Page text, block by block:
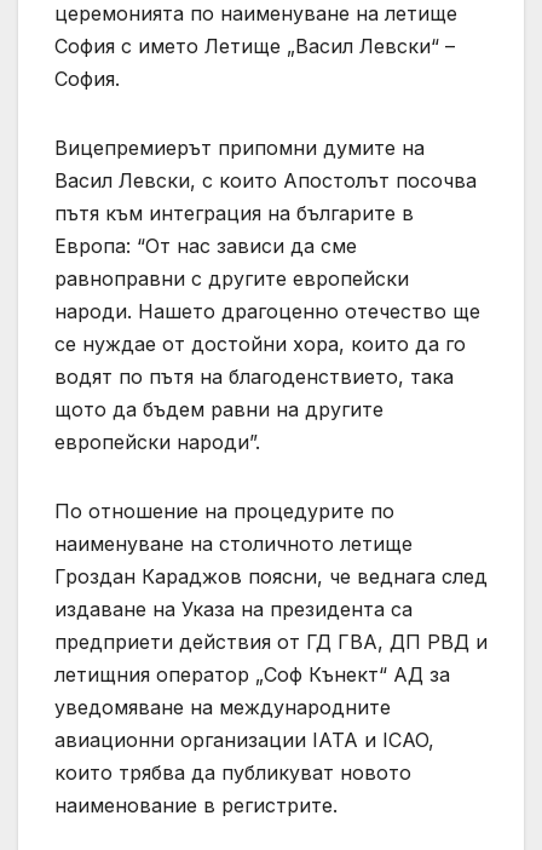
церемонията по наименуване на летище
София с името Летище „Васил Левски“ –
София.
Вицепремиерът припомни думите на
Васил Левски, с които Апостолът посочва
пътя към интеграция на българите в
Европа: “От нас зависи да сме
равноправни с другите европейски
народи. Нашето драгоценно отечество ще
се нуждае от достойни хора, които да го
водят по пътя на благоденствието, така
щото да бъдем равни на другите
европейски народи”.
По отношение на процедурите по
наименуване на столичното летище
Гроздан Караджов поясни, че веднага след
издаване на Указа на президента са
предприети действия от ГД ГВА, ДП РВД и
летищния оператор „Соф Кънект“ АД за
уведомяване на международните
авиационни организации IATA и ICAO,
които трябва да публикуват новото
наименование в регистрите.